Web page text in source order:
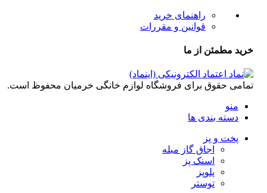
راهنمای خرید
قوانین و مقررات
خرید مطمئن از ما
تمامی حقوق برای فروشگاه لوازم خانگی خرمیان محفوظ است.
منو
دسته بندی ها
پخت و پز
اجاق گاز مبله
اسنک پز
پلوپز
توستر